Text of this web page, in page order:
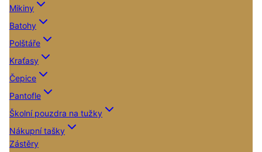
Mikiny
Batohy
Polštáře
Kraťasy
Čepice
Pantofle
Školní pouzdra na tužky
Nákupní tašky
Zástěry